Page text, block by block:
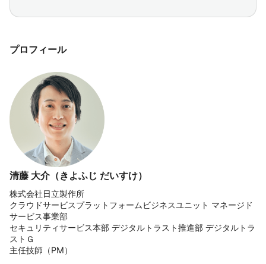
プロフィール
清藤 大介（きよふじ だいすけ）
株式会社日立製作所
クラウドサービスプラットフォームビジネスユニット マネージド
サービス事業部
セキュリティサービス本部 デジタルトラスト推進部 デジタルトラ
ストＧ
主任技師（PM）